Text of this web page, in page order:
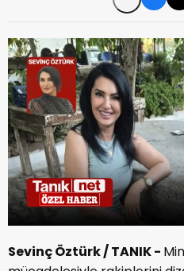
Sevinç Öztürk / TANIK -